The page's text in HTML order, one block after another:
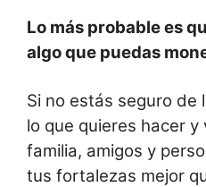
Lo más probable es
algo que puedas
Si no estás seguro de
lo que quieres hacer
familia, amigos y
tus fortalezas mejor